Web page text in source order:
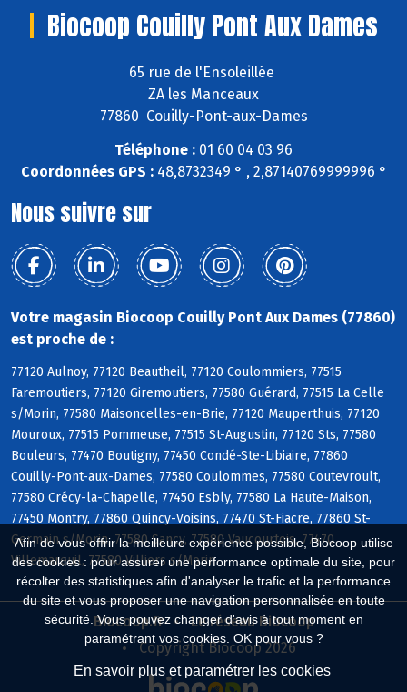
Afin de vous offrir la meilleure expérience possible, Biocoop utilise
des cookies : pour assurer une performance optimale du site, pour
récolter des statistiques afin d'analyser le trafic et la performance
du site et vous proposer une navigation personnalisée en toute
sécurité. Vous pouvez changer d'avis à tout moment en
paramétrant vos cookies. OK pour vous ?
En savoir plus et paramétrer les cookies
Biocoop Couilly Pont Aux Dames
65 rue de l'Ensoleillée
ZA les Manceaux
77860 Couilly-Pont-aux-Dames
Téléphone : 01 60 04 03 96
Coordonnées GPS :48,8732349 ° , 2,87140769999996 °
Nous suivre sur
Votre magasin Biocoop Couilly Pont Aux Dames (77860)
est proche de :
77120 Aulnoy, 77120 Beautheil, 77120 Coulommiers, 77515
Faremoutiers, 77120 Giremoutiers, 77580 Guérard, 77515 La Celle
s/Morin, 77580 Maisoncelles-en-Brie, 77120 Mauperthuis, 77120
Mouroux, 77515 Pommeuse, 77515 St-Augustin, 77120 Sts, 77580
Bouleurs, 77470 Boutigny, 77450 Condé-Ste-Libiaire, 77860
Couilly-Pont-aux-Dames, 77580 Coulommes, 77580 Coutevroult,
77580 Crécy-la-Chapelle, 77450 Esbly, 77580 La Haute-Maison,
77450 Montry, 77860 Quincy-Voisins, 77470 St-Fiacre, 77860 St-
Germain s/Morin, 77580 Sancy, 77580 Vaucourtois, 77470
Villemareuil, 77580 Villiers s/Morin
Biocoop.fr
Le réseau Biocoop
Copyright Biocoop 2026